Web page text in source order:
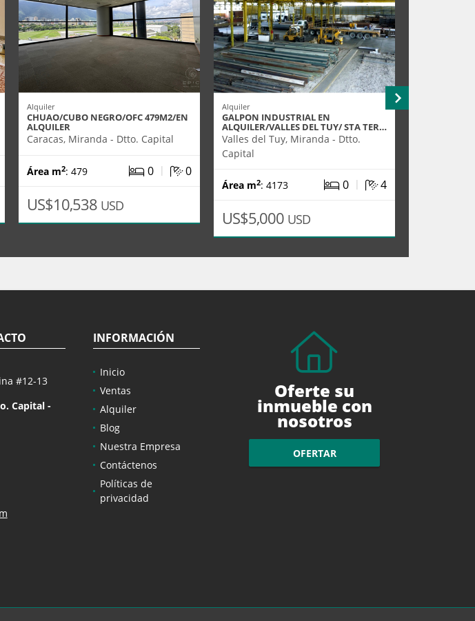
Alquiler
CHUAO/CUBO NEGRO/OFC 479M2/EN
ALQUILER
Caracas, Miranda - Dtto. Capital
Área m2: 479 0 | 0
US$10,538 USD
Alquiler
GALPON INDUSTRIAL EN
ALQUILER/VALLES DEL TUY/ STA TER…
Valles del Tuy, Miranda - Dtto.
Capital
Área m2: 4173 0 | 4
US$5,000 USD
#12-13
Capital -
INFORMACIÓN
Inicio
Ventas
Alquiler
Blog
Nuestra Empresa
Contáctenos
Políticas de
privacidad
Oferte su
inmueble con
nosotros
OFERTAR